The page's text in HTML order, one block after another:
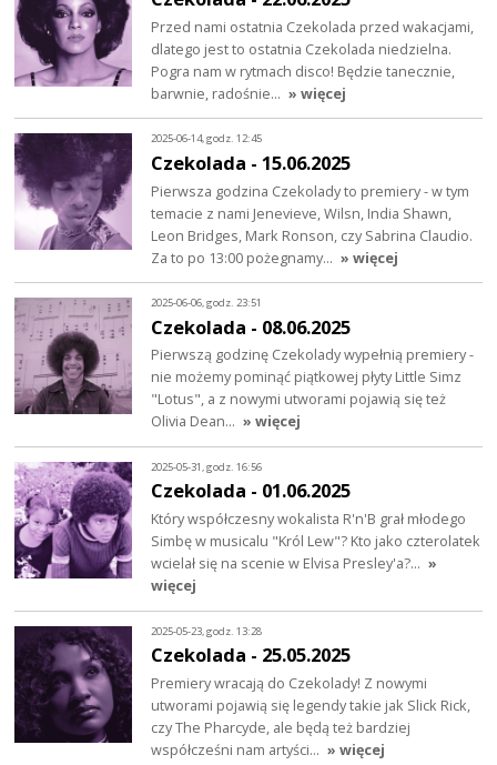
Przed nami ostatnia Czekolada przed wakacjami,
dlatego jest to ostatnia Czekolada niedzielna.
Pogra nam w rytmach disco! Będzie tanecznie,
barwnie, radośnie… » więcej
2025-06-14, godz. 12:45
Czekolada - 15.06.2025
Pierwsza godzina Czekolady to premiery - w tym
temacie z nami Jenevieve, Wilsn, India Shawn,
Leon Bridges, Mark Ronson, czy Sabrina Claudio.
Za to po 13:00 pożegnamy… » więcej
2025-06-06, godz. 23:51
Czekolada - 08.06.2025
Pierwszą godzinę Czekolady wypełnią premiery -
nie możemy pominąć piątkowej płyty Little Simz
"Lotus", a z nowymi utworami pojawią się też
Olivia Dean… » więcej
2025-05-31, godz. 16:56
Czekolada - 01.06.2025
Który współczesny wokalista R'n'B grał młodego
Simbę w musicalu "Król Lew"? Kto jako czterolatek
wcielał się na scenie w Elvisa Presley'a?… »
więcej
2025-05-23, godz. 13:28
Czekolada - 25.05.2025
Premiery wracają do Czekolady! Z nowymi
utworami pojawią się legendy takie jak Slick Rick,
czy The Pharcyde, ale będą też bardziej
współcześni nam artyści… » więcej